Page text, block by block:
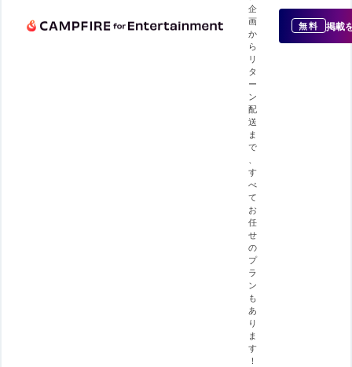
企
画
か
ら
リ
タ
ー
ン
配
送
ま
で
す
べ
て
お
任
せ
の
プ
ラ
ン
も
あ
り
ま
す
！
無料 掲載